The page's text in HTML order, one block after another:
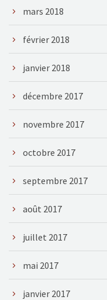
mars 2018
février 2018
janvier 2018
décembre 2017
novembre 2017
octobre 2017
septembre 2017
août 2017
juillet 2017
mai 2017
janvier 2017